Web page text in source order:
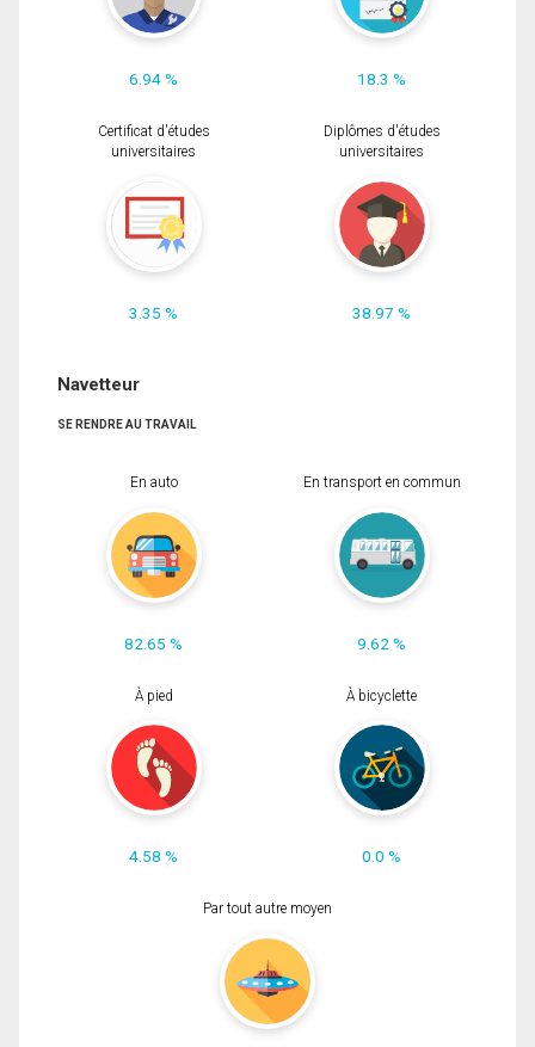
6.94 % 18.3 %
Certificat d'études
universitaires
3.35 %
Diplômes d'études
universitaires
38.97 %
Navetteur
SE RENDRE AU TRAVAIL
En auto
82.65 %
En transport en commun
9.62 %
À pied
4.58 %
À bicyclette
0.0 %
Par tout autre moyen